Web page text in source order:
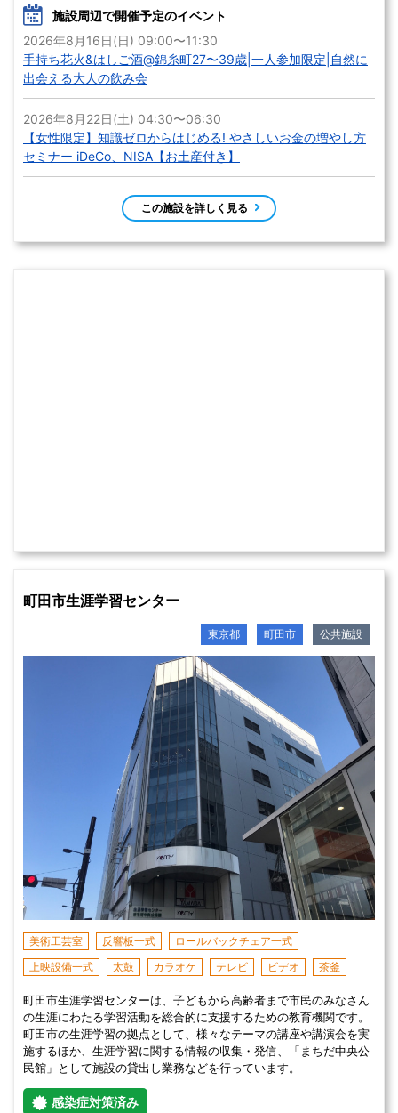
施設周辺で開催予定のイベント
2026年8月16日(日) 09:00〜11:30
手持ち花火&はしご酒@錦糸町27〜39歳|一人参加限定|自然に
出会える大人の飲み会
2026年8月22日(土) 04:30〜06:30
【女性限定】知識ゼロからはじめる! やさしいお金の増やし方
セミナー iDeCo、NISA【お土産付き】
この施設を詳しく見る
町田市生涯学習センター
東京都 町田市 公共施設
美術工芸室 反響板一式
ロールバックチェア一式
上映設備一式
太鼓 カラオケ テレビ ビデオ 茶釜
町田市生涯学習センターは、子どもから高齢者まで市民のみなさん
の生涯にわたる学習活動を総合的に支援するための教育機関です。
町田市の生涯学習の拠点として、様々なテーマの講座や講演会を実
施するほか、生涯学習に関する情報の収集・発信、「まちだ中央公
民館」として施設の貸出し業務などを行っています。
感染症対策済み